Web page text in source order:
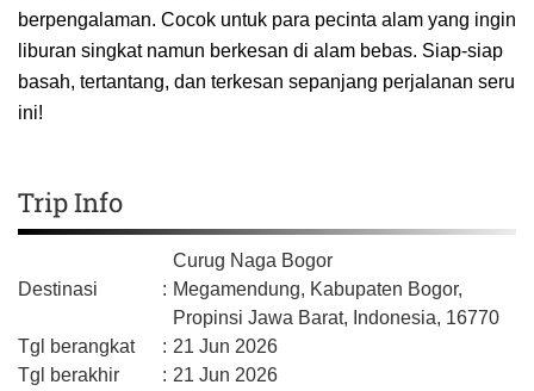
berpengalaman. Cocok untuk para pecinta alam yang ingin
liburan singkat namun berkesan di alam bebas. Siap-siap
basah, tertantang, dan terkesan sepanjang perjalanan seru
ini!
Trip Info
Destinasi :
Curug Naga Bogor
Megamendung, Kabupaten Bogor,
Propinsi Jawa Barat, Indonesia, 16770
Tgl berangkat
: 21 Jun 2026
Tgl berakhir
: 21 Jun 2026